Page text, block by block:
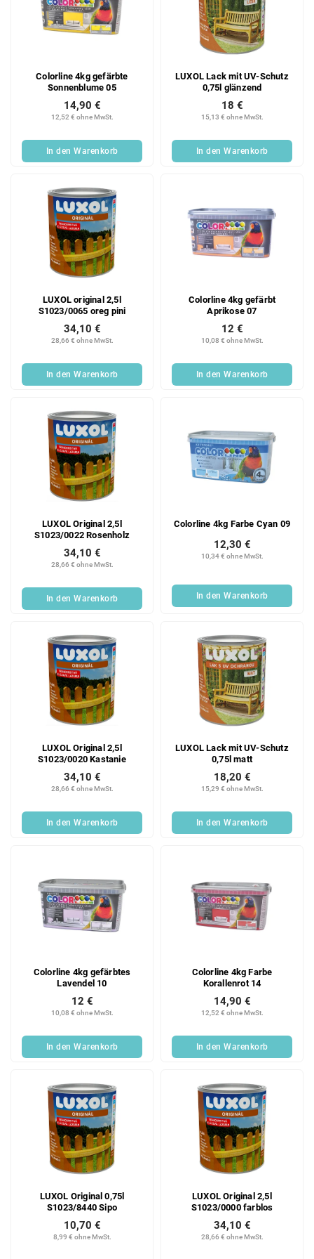
Colorline 4kg gefärbte
Sonnenblume 05
12,52 € ohne MwSt.
14,90 €
In den Warenkorb
LUXOL Lack mit UV-Schutz
0,75l glänzend
15,13 € ohne MwSt.
18 €
In den Warenkorb
LUXOL original 2,5l
S1023/0065 oreg pini
28,66 € ohne MwSt.
34,10 €
In den Warenkorb
Colorline 4kg gefärbt
Aprikose 07
10,08 € ohne MwSt.
12 €
In den Warenkorb
LUXOL Original 2,5l
S1023/0022 Rosenholz
28,66 € ohne MwSt.
34,10 €
In den Warenkorb
Colorline 4kg Farbe Cyan 09
10,34 € ohne MwSt.
12,30 €
In den Warenkorb
LUXOL Original 2,5l
S1023/0020 Kastanie
28,66 € ohne MwSt.
34,10 €
In den Warenkorb
LUXOL Lack mit UV-Schutz
0,75l matt
15,29 € ohne MwSt.
18,20 €
In den Warenkorb
Colorline 4kg gefärbtes
Lavendel 10
10,08 € ohne MwSt.
12 €
In den Warenkorb
Colorline 4kg Farbe
Korallenrot 14
12,52 € ohne MwSt.
14,90 €
In den Warenkorb
LUXOL Original 0,75l
S1023/8440 Sipo
8,99 € ohne MwSt.
10,70 €
LUXOL Original 2,5l
S1023/0000 farblos
28,66 € ohne MwSt.
34,10 €